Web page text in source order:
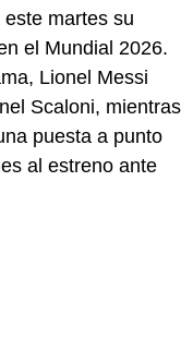
martes su
el Mundial 2026.
Lionel Messi
Scaloni, mientras
puesta a punto
al estreno ante